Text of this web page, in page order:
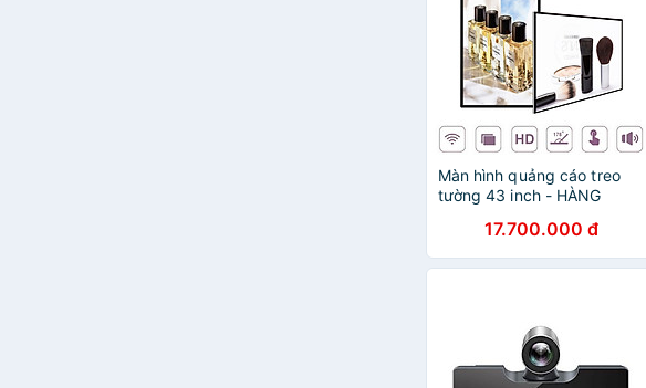
Màn hình quảng cáo treo
tường 43 inch - HÀNG
17.700.000 đ